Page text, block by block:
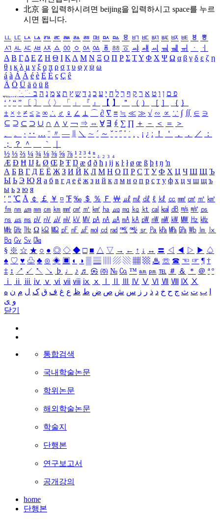
北京 을 입력하시려면 beijing을 입력하시고 space를 누르
시면 됩니다.
ㅥ ㅦ ㅧ ㅨ ㅩ ㅪ ㅫ ㅬ ㅭ ㅮ ㅯ ㅰ ㅱ ㅲ ㅳ ㅴ ㅵ ㅶ ㅷ ㅸ
ㅹ
ㅺ ㅻ ㅼ ㅽ ㅾ ㅿ ㆀ ㆁ ㆂ ㆃ ㆄ ㆅ ㆆ ㆇ ㆈ ㆉ ㆊ ㆋ ㆌ ㆍ
ㆎ
Α Β ΓΔ Ε Ζ Η Θ Ι ΚΛ Μ Ν Ξ Ο Π Ρ Σ ΤΥ Φ Χ Ψ Ω α β γ δ ε ζ η
θ ι κ λ μ ν ξ ο π ρ σ τ υ φ χ ψ ω
á à Á À é è É È ç Ç ê
Ä Ö Ü ä ö ü ß
ִֶֹ ֻּ ׁׂ פ ם ן ו ט א ר ק ף ך ל ח י ע כ ג ד ש ץ ת צ מ נ ה ב
‘ ’ “ ” 〔 〕 〈 〉 「 」 『 』 【 】 ＂ （ ） ［ ］ ｛ ｝
± × ÷ ≠ ≤ ≥ ∞ ∴ ♂ ♀ ∠ ⊥ ⌒ ∂ ∇ ≡ ≒ ≪ ≫ √ ∽ ∝ ∵ ∫ ∬ ∈ ∋
⊆ ⊇ ⊂ ⊃ ∪ ∩ ∧ ∨ ￢ ⇒ ⇔ ∀ ∃ ∮ ∑ ∏ ＋ － ＜ ＝
＞
、
。 · ‥ … ¨ 〃 ― ＼ ∼ ´ ～ ˇ ˘ ˝ ˚ ˙ ¸ ¡ ¿ ː ！ ＇ ， ． ／
：
；
？ ＾ ｀
½ ⅓ ⅔ ¼ ¾ ⅛ ⅜ ⅝ ⅞ ¹ ² ³ ⁴ ⁿ ₁ ₂ ₃ ₄
Æ Ð Ħ Ĳ Ł Ø Œ Þ Ŧ Ŋ æ đ ð ħ ı ĳ ĸ ŀ ł ø œ ß þ ŧ ŋ ŉ
А Б В Г Д Е Ё Ж З И Й К Л М Н О П Р С Т У Ф Х Ц Ч Ш Щ Ъ
Ы Ь Э Ю Я а б в г д е ё ж з и й к л м н о п р с т у ф х ц ч ш щ ъ
ы ь э ю я
′ ″ ℃ Å ￠ ￡ ￥ ¤ ℉ ‰ ＄ ％ Ｆ ￦ ㎕ ㎖ ㎗ ℓ ㎘ ㏄ ㎣ ㎤ ㎥ ㎦
㎙ ㎚ ㎛ ㎜ ㎝ ㎞ ㎟ ㎠ ㎡ ㎢ ㏊ ㎍ ㎎ ㎏ ㏏ ㎈ ㎉ ㏈ ㎧ ㎨ ㎰
㎱ ㎲ ㎳ ㎴ ㎵ ㎶ ㎷ ㎸ ㎹ ㎀ ㎁ ㎂ ㎃ ㎄ ㎺ ㎻ ㎽ ㎾ ㎿ ㎐ ㎑
㎒ ㎓ ㎔ Ω ㏀ ㏁ ㎊ ㎋ ㎌ ㏖ ㏅ ㎭ ㎮ ㎯ ㏛ ㎩ ㎪ ㎫ ㎬ ㏝ ㏐
㏓
㏃ ㏉ ㏜ ㏆
§ ※ ☆ ★ ○ ● ◎ ◇ ◆ □ ■ △ ▽ → ← ↑ ↓ ↔ 〓 ◁ ◀ ▷ ▶ ♤
♠ ♡ ♥ ♧ ♣ ⊙ ◈ ▣ ◐ ◑ ▒ ▤ ▨ ▧ ▦ ▩ ♨ ☏ ☎ ☜ ☞ ¶ †
‡ ↕ ↗ ↙ ↖ ↘ ♭ ♩ ♪ ♬ ㉿ ㈜ № ㏇ ™ ㏂ ㏘ ℡ ＃ ＆ ＊ ＠ ª º
ⅰ
ⅱ ⅲ ⅳ ⅴ ⅵ ⅶ ⅷ ⅸ ⅹ Ⅳ Ⅴ Ⅵ Ⅶ Ⅷ Ⅸ Ⅹ
ب ت ث ج ح خ د ذ ر ز س ش ص ض ط ظ ع غ ف ق ک ل م ن ه
و ی
닫기
통합검색
국내학술논문
학위논문
해외학술논문
학술지
단행본
연구보고서
공개강의
home
단행본